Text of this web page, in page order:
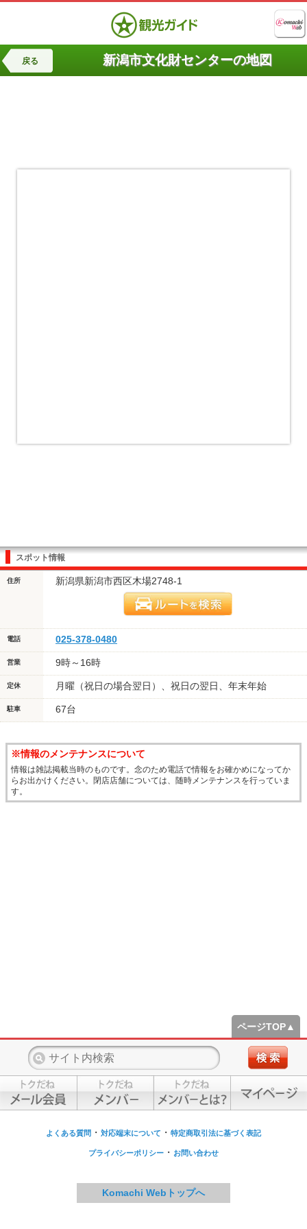
戻る 新潟市文化財センターの地図
スポット情報
住所 新潟県新潟市西区木場2748-1
電話 025-378-0480
営業 9時～16時
定休 月曜（祝日の場合翌日）、祝日の翌日、年末年始
駐車 67台
※情報のメンテナンスについて
情報は雑誌掲載当時のものです。念のため電話で情報をお確かめになってか
らお出かけください。閉店店舗については、随時メンテナンスを行っていま
す。
ページTOP▲
よくある質問 ・ 対応端末について ・ 特定商取引法に基づく表記
プライバシーポリシー ・ お問い合わせ
Komachi Webトップへ